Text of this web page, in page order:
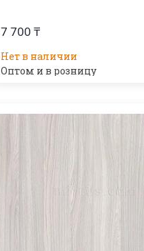
7 700 ₸
Нет в наличии
Оптом и в розницу